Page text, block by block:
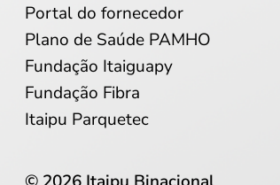
Portal do fornecedor
Plano de Saúde PAMHO
Fundação Itaiguapy
Fundação Fibra
Itaipu Parquetec